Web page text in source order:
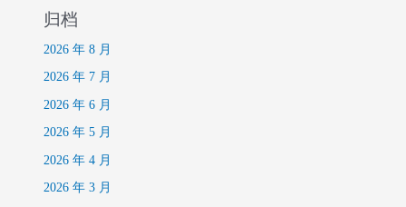
归档
2026 年 8 月
2026 年 7 月
2026 年 6 月
2026 年 5 月
2026 年 4 月
2026 年 3 月